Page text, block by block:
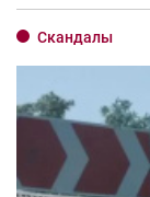
Скандалы